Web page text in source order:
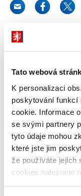
Tato webová
K personalizaci
poskytování
cookie. Informace
se svými partnery
tyto údaje mohou
které jste jim
že používáte jejich
cookies naleznete
Ministerstvo financí
dle § 13
jehož nominaci
státu KORADO, a.s.,
Jirout, MBA, LL.M.
Ministerstvo financí
oznamuje, nominaci
člena dozorčí rady
nominace projednal
tuto nominaci